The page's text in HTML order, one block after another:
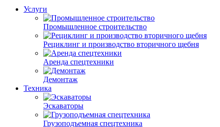
Услуги
Промышленное строительство
Рециклинг и производство вторичного щебня
Аренда спецтехники
Демонтаж
Техника
Эскаваторы
Грузоподъемная спецтехника